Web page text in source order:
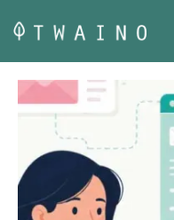
para
o